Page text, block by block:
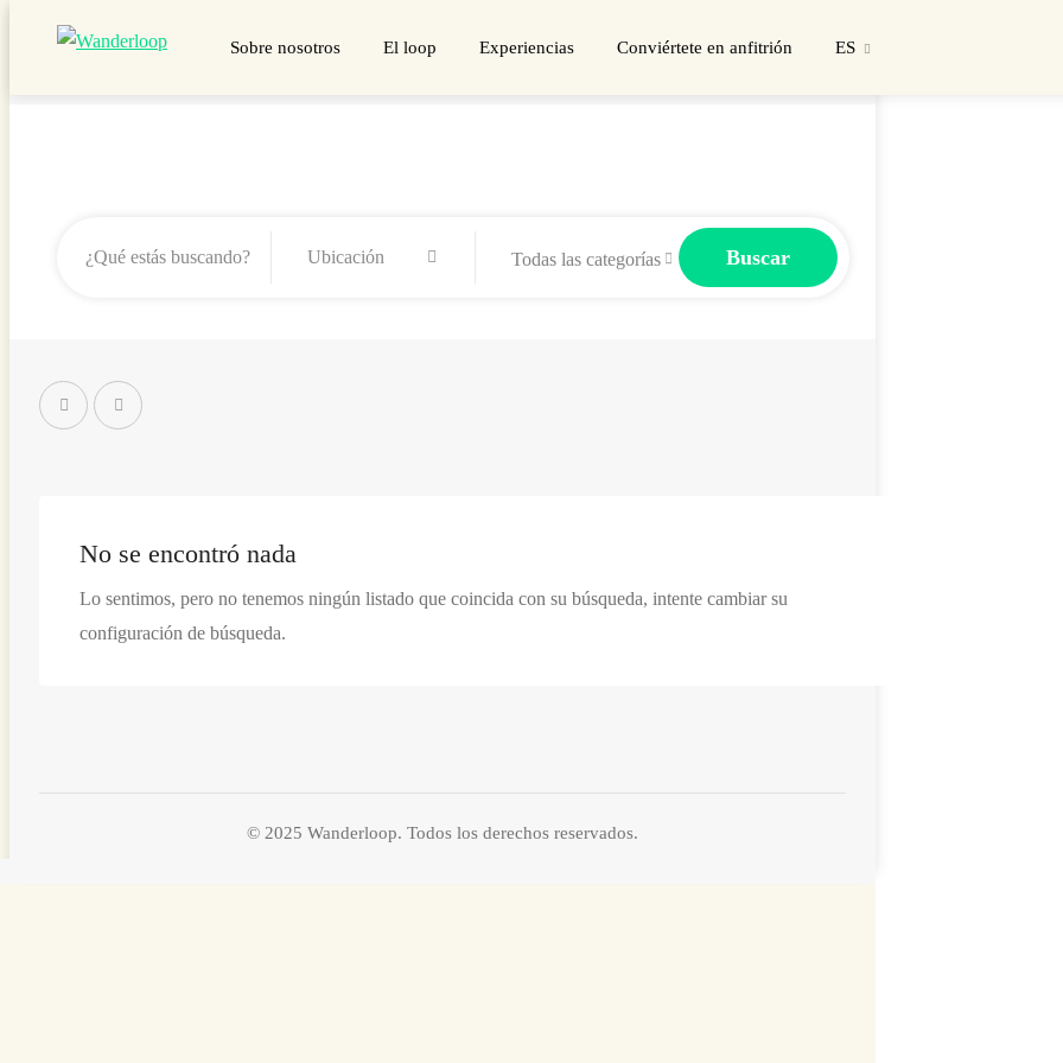
Sobre nosotros El loop Experiencias Conviértete en anfitrión ES
Todas las categorías Buscar
No se encontró nada
Lo sentimos, pero no tenemos ningún listado que coincida con su búsqueda, intente cambiar su
configuración de búsqueda.
© 2025 Wanderloop. Todos los derechos reservados.